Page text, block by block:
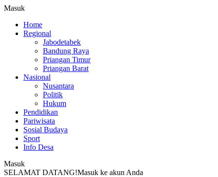
Masuk
Home
Regional
Jabodetabek
Bandung Raya
Priangan Timur
Priangan Barat
Nasional
Nusantara
Politik
Hukum
Pendidikan
Pariwisata
Sosial Budaya
Sport
Info Desa
Masuk
SELAMAT DATANG!Masuk ke akun Anda